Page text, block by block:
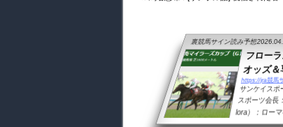
裏競馬サイン読み予想
フロー
オッズ＆
https://jra競馬
サンケイスポ
スポーツ会長
lora）：ロー
ズカップ」(京